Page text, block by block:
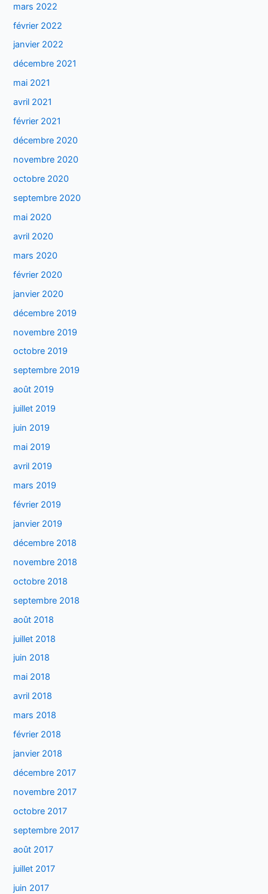
mars 2022
février 2022
janvier 2022
décembre 2021
mai 2021
avril 2021
février 2021
décembre 2020
novembre 2020
octobre 2020
septembre 2020
mai 2020
avril 2020
mars 2020
février 2020
janvier 2020
décembre 2019
novembre 2019
octobre 2019
septembre 2019
août 2019
juillet 2019
juin 2019
mai 2019
avril 2019
mars 2019
février 2019
janvier 2019
décembre 2018
novembre 2018
octobre 2018
septembre 2018
août 2018
juillet 2018
juin 2018
mai 2018
avril 2018
mars 2018
février 2018
janvier 2018
décembre 2017
novembre 2017
octobre 2017
septembre 2017
août 2017
juillet 2017
juin 2017